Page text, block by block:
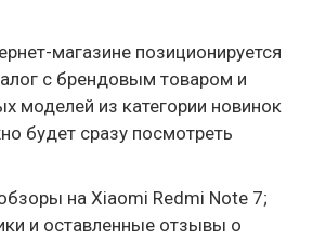
магазине позиционируется
с брендовым товаром и
моделей из категории новинок
будет сразу посмотреть
на Xiaomi Redmi Note 7;
и оставленные отзывы о